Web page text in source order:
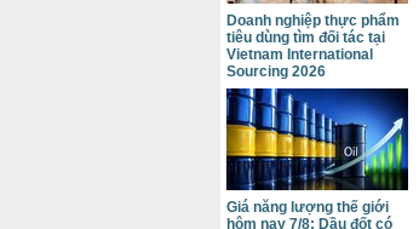
Doanh nghiệp thực phẩm
tiêu dùng tìm đối tác tại
Vietnam International
Sourcing 2026
Giá năng lượng thế giới
hôm nay 7/8: Dầu đốt có